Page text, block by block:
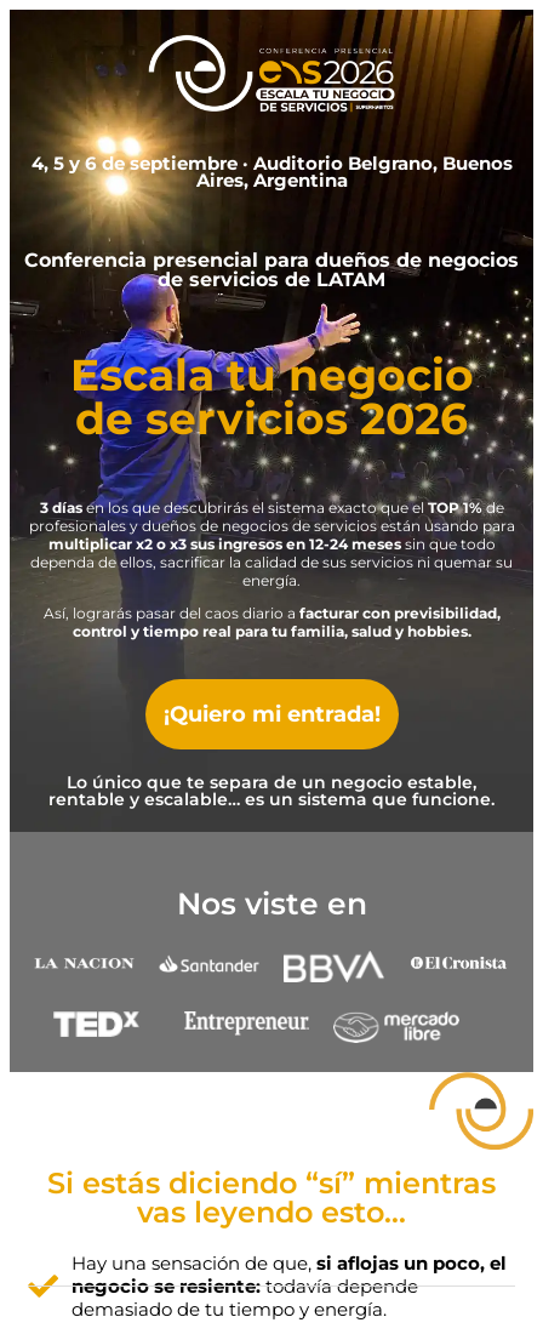
4, 5 y 6 de septiembre · Auditorio Belgrano, Buenos
Aires, Argentina
Conferencia presencial para dueños de negocios
de servicios de LATAM
Escala tu negocio
de servicios 2026
3 díasen los que descubrirás el sistema exacto que el TOP 1%de
profesionales y dueños de negocios de servicios están usando para
multiplicar x2 o x3 sus ingresos en 12-24 mesessin que todo
dependa de ellos, sacrificar la calidad de sus servicios ni quemar su
energía.
Así, lograrás pasar del caos diario a facturar con previsibilidad,
control y tiempo real para tu familia, salud y hobbies.
¡Quiero mi entrada!
Lo único que te separa de un negocio estable,
rentable y escalable… es un sistema que funcione.
Nos viste en
Si estás diciendo “sí” mientras
vas leyendo esto…
Hay una sensación de que,si aflojas un poco, el
negocio se resiente:todavía depende
demasiado de tu tiempo y energía.